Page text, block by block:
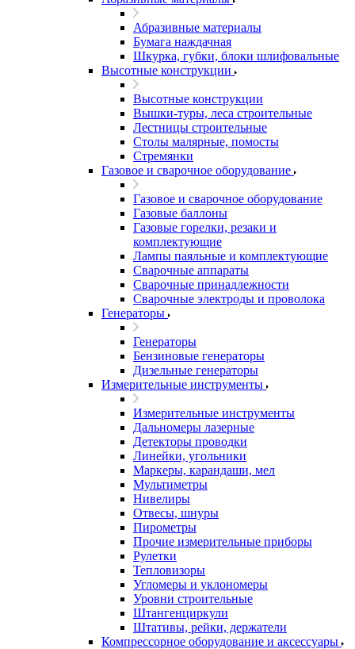
Абразивные материалы
Бумага наждачная
Шкурка, губки, блоки шлифовальные
Высотные конструкции
Высотные конструкции
Вышки-туры, леса строительные
Лестницы строительные
Столы малярные, помосты
Стремянки
Газовое и сварочное оборудование
Газовое и сварочное оборудование
Газовые баллоны
Газовые горелки, резаки и
комплектующие
Лампы паяльные и комплектующие
Сварочные аппараты
Сварочные принадлежности
Сварочные электроды и проволока
Генераторы
Генераторы
Бензиновые генераторы
Дизельные генераторы
Измерительные инструменты
Измерительные инструменты
Дальномеры лазерные
Детекторы проводки
Линейки, угольники
Маркеры, карандаши, мел
Мультиметры
Нивелиры
Отвесы, шнуры
Пирометры
Прочие измерительные приборы
Рулетки
Тепловизоры
Угломеры и уклономеры
Уровни строительные
Штангенциркули
Штативы, рейки, держатели
Компрессорное оборудование и аксессуары